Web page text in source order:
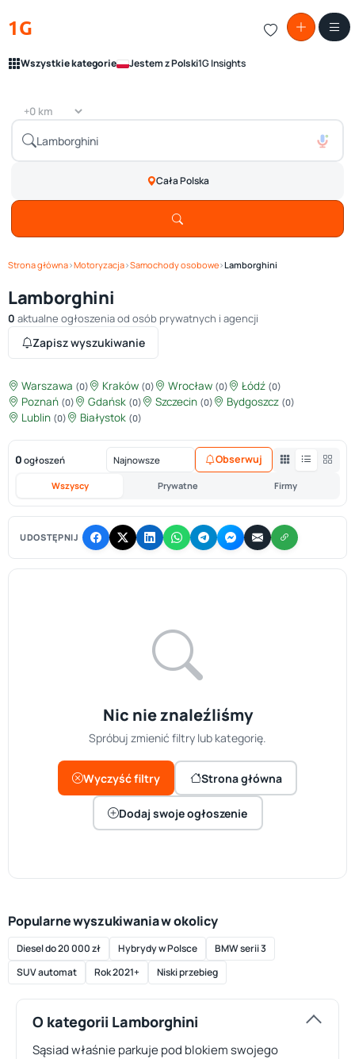
1G
Wszystkie kategorie Jestem z Polski1G Insights
Cała Polska
Strona główna›Motoryzacja›Samochody osobowe›Lamborghini
Lamborghini
0 aktualne ogłoszenia od osób prywatnych i agencji
Zapisz wyszukiwanie
Warszawa (0) Kraków (0) Wrocław (0) Łódź (0)
Poznań (0) Gdańsk (0) Szczecin (0) Bydgoszcz (0)
Lublin (0) Białystok (0)
0 ogłoszeń
Wszyscy Prywatne Firmy
Obserwuj
UDOSTĘPNIJ
Nic nie znaleźliśmy
Spróbuj zmienić filtry lub kategorię.
Wyczyść filtry Strona główna
Dodaj swoje ogłoszenie
Popularne wyszukiwania w okolicy
Diesel do 20 000 zł Hybrydy w Polsce
BMW serii 3
SUV automat
Rok 2021+ Niski przebieg
O kategorii Lamborghini
Sąsiad właśnie parkuje pod blokiem swojego